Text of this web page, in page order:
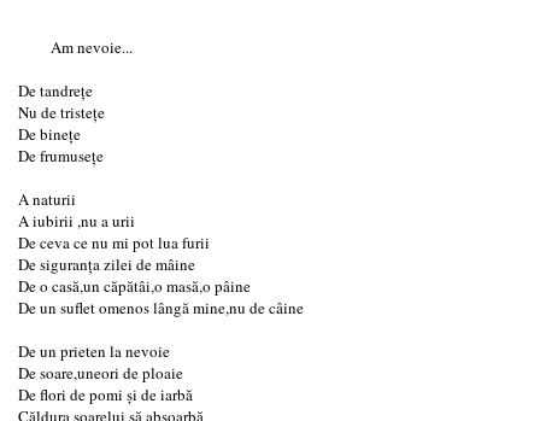
Am nevoie...
De tandrețe
Nu de tristețe
De binețe
De frumusețe
A naturii
A iubirii ,nu a urii
De ceva ce nu mi pot lua furii
De siguranța zilei de mâine
De o casă,un căpătâi,o masă,o pâine
De un suflet omenos lângă mine,nu de câine
De un prieten la nevoie
De soare,uneori de ploaie
De flori de pomi și de iarbă
Căldura soarelui să absoarbă